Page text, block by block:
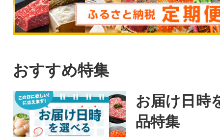
おすすめ特集
お届け日時
品特集